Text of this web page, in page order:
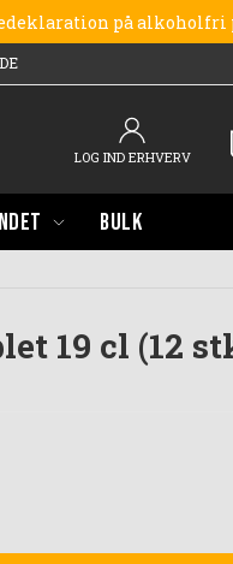
på alkoholfri
LOG IND ERHVERV
BULK
19 cl (12